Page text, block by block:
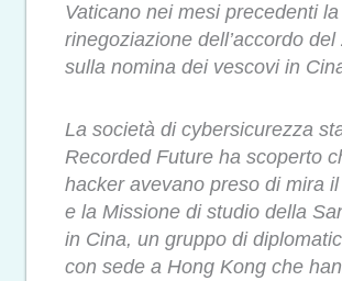
Vaticano nei mesi precedenti la
rinegoziazione dell’accordo del
sulla nomina dei vescovi in
La società di cybersicurezza
Recorded Future ha scoperto
hacker avevano preso di mira
e la Missione di studio della
in Cina, un gruppo di
con sede a Hong Kong che